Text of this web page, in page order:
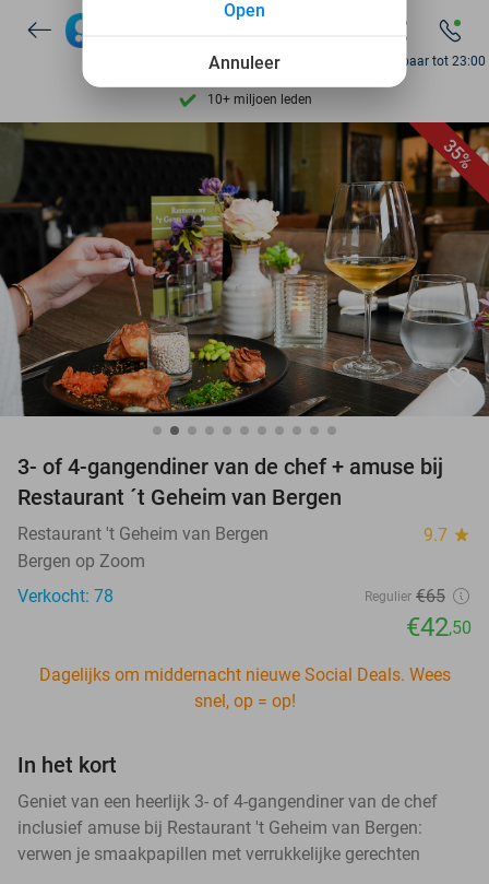
10+ miljoen leden
7 dagen per week beschikbaar
10+ miljoen leden
Bereikbaar tot 23:00
35%
favorite_border
3- of 4-gangendiner van de chef + amuse bij
Restaurant ´t Geheim van Bergen
Restaurant 't Geheim van Bergen 9.7 star
Bergen op Zoom
Verkocht: 78
Regulier €65
€42,50
Dagelijks om middernacht nieuwe Social Deals. Wees
snel, op = op!
In het kort
Geniet van een heerlijk 3- of 4-gangendiner van de chef
inclusief amuse bij Restaurant 't Geheim van Bergen:
verwen je smaakpapillen met verrukkelijke gerechten
Annuleer
Open